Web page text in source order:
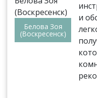
Белова Зоя
(Воскресенск)
и